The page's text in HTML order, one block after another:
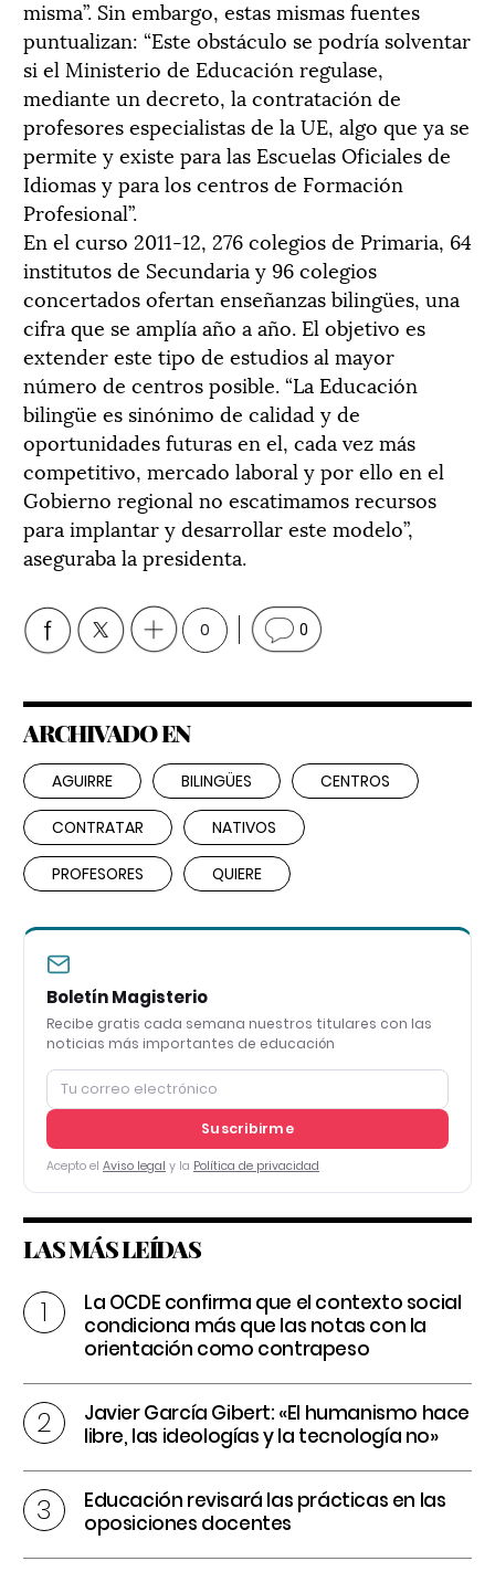
misma”. Sin embargo, estas mismas fuentes
puntualizan: “Este obstáculo se podría solventar
si el Ministerio de Educación regulase,
mediante un decreto, la contratación de
profesores especialistas de la UE, algo que ya se
permite y existe para las Escuelas Oficiales de
Idiomas y para los centros de Formación
Profesional”.
En el curso 2011-12, 276 colegios de Primaria, 64
institutos de Secundaria y 96 colegios
concertados ofertan enseñanzas bilingües, una
cifra que se amplía año a año. El objetivo es
extender este tipo de estudios al mayor
número de centros posible. “La Educación
bilingüe es sinónimo de calidad y de
oportunidades futuras en el, cada vez más
competitivo, mercado laboral y por ello en el
Gobierno regional no escatimamos recursos
para implantar y desarrollar este modelo”,
aseguraba la presidenta.
0 0
ARCHIVADO EN
AGUIRRE BILINGÜES CENTROS
CONTRATAR NATIVOS
PROFESORES QUIERE
Boletín Magisterio
Recibe gratis cada semana nuestros titulares con las
noticias más importantes de educación
Suscribirme
Acepto el Aviso legal y la Política de privacidad
LAS MÁS LEÍDAS
La OCDE confirma que el contexto social
condiciona más que las notas con la
orientación como contrapeso
Javier García Gibert: «El humanismo hace
libre, las ideologías y la tecnología no»
Educación revisará las prácticas en las
oposiciones docentes